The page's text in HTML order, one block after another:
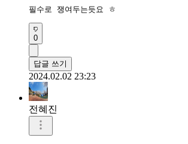
필수로 쟁여두는듯요 ㅎ
0
답글 쓰기
2024.02.02 23:23
전혜진